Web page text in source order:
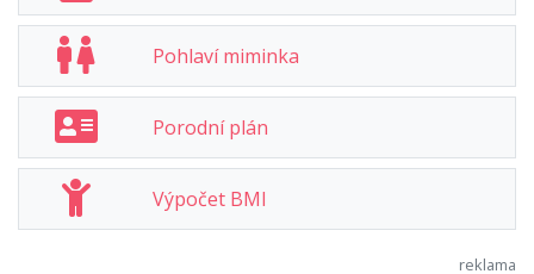
Pohlaví miminka
Porodní plán
Výpočet BMI